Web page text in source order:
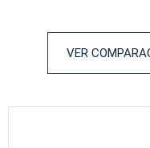
VER